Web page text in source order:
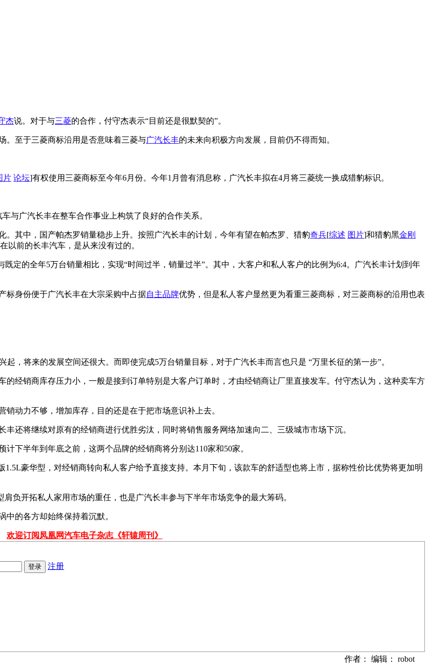
杰说。对于与三菱的合作，付守杰表示“目前还是很默契的”。
。至于三菱商标沿用是否意味着三菱与广汽长丰的未来向积极方向发展，目前仍不得而知。
片 论坛]有权使用三菱商标至今年6月份。今年1月曾有消息称，广汽长丰拟在4月将三菱统一换成猎豹标识。
与广汽长丰在整车合作事业上构筑了良好的合作关系。
其中，国产帕杰罗销量稳步上升。按照广汽长丰的计划，今年有望在帕杰罗、猎豹奇兵[综述 图片]和猎豹黑金刚
以前的长丰汽车，是从来没有过的。
定的全年5万台销量相比，实现“时间过半，销量过半”。其中，大客户和私人客户的比例为6:4。广汽长丰计划到年
标身份便于广汽长丰在大宗采购中占据自主品牌优势，但是私人客户显然更为看重三菱商标，对三菱商标的沿用也表
，将来的发展空间还很大。而即使完成5万台销量目标，对于广汽长丰而言也只是 “万里长征的第一步”。
经销商库存压力小，一般是接到订单特别是大客户订单时，才由经销商让厂里直接发车。付守杰认为，这种卖车方
动力不够，增加库存，目的还是在于把市场意识补上去。
还将继续对原有的经销商进行优胜劣汰，同时将销售服务网络加速向二、三级城市市场下沉。
下半年到年底之前，这两个品牌的经销商将分别达110家和50家。
1.5L豪华型，对经销商转向私人客户给予直接支持。本月下旬，该款车的舒适型也将上市，据称性价比优势将更加明
肩负开拓私人家用市场的重任，也是广汽长丰参与下半年市场竞争的最大筹码。
中的各方却始终保持着沉默。
欢迎订阅凤凰网汽车电子杂志《轩辕周刊》
注册
作者： 编辑： robot